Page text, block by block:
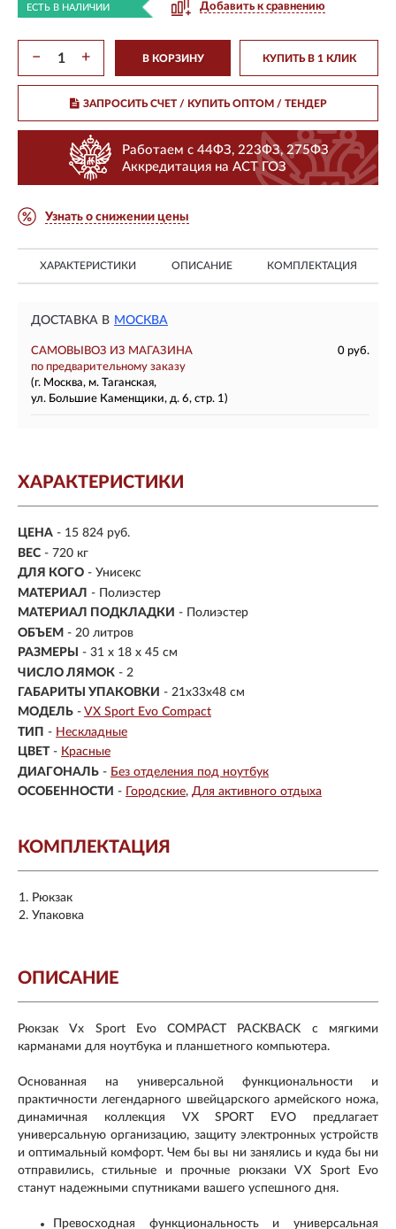
ЕСТЬ В НАЛИЧИИ Добавить к сравнению
− + В КОРЗИНУ КУПИТЬ В 1 КЛИК
ЗАПРОСИТЬ СЧЕТ / КУПИТЬ ОПТОМ/ ТЕНДЕР
Работаем с 44ФЗ, 223ФЗ, 275ФЗ
Аккредитация на АСТ ГОЗ
Узнать о снижении цены
ХАРАКТЕРИСТИКИ ОПИСАНИЕ КОМПЛЕКТАЦИЯ
ДОСТАВКА В МОСКВА
САМОВЫВОЗ ИЗ МАГАЗИНА
0 руб.
по предварительному заказу
(г. Москва, м. Таганская,
ул. Большие Каменщики, д. 6, стр. 1)
ХАРАКТЕРИСТИКИ
ЦЕНА - 15 824 руб.
ВЕС - 720 кг
ДЛЯ КОГО - Унисекс
МАТЕРИАЛ - Полиэстер
МАТЕРИАЛ ПОДКЛАДКИ - Полиэстер
ОБЪЕМ - 20 литров
РАЗМЕРЫ
- 31 x 18 x 45 см
ЧИСЛО ЛЯМОК - 2
ГАБАРИТЫ УПАКОВКИ - 21x33x48 см
МОДЕЛЬ - VX Sport Evo Compact
ТИП - Нескладные
ЦВЕТ - Красные
ДИАГОНАЛЬ - Без отделения под ноутбук
ОСОБЕННОСТИ - Городские Для активного отдыха
КОМПЛЕКТАЦИЯ
Рюкзак
Упаковка
ОПИСАНИЕ
Рюкзак Vx Sport Evo COMPACT PACKBACK с мягкими
карманами для ноутбука и планшетного компьютера.
Основанная на универсальной функциональности и
практичности легендарного швейцарского армейского ножа,
динамичная коллекция VX SPORT EVO предлагает
универсальную организацию, защиту электронных устройств
и оптимальный комфорт. Чем бы вы ни занялись и куда бы ни
отправились, стильные и прочные рюкзаки VX Sport Evo
станут надежными спутниками вашего успешного дня.
Превосходная функциональность и универсальная